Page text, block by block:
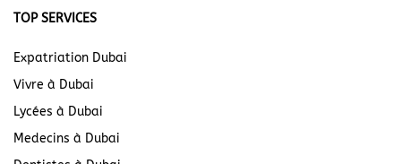
TOP SERVICES
Expatriation Dubai
Vivre à Dubai
Lycées à Dubai
Medecins à Dubai